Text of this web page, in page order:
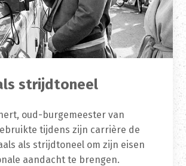
strijdtoneel
oud-burgemeester van
tijdens zijn carrière de
als strijdtoneel om zijn eisen
aandacht te brengen.